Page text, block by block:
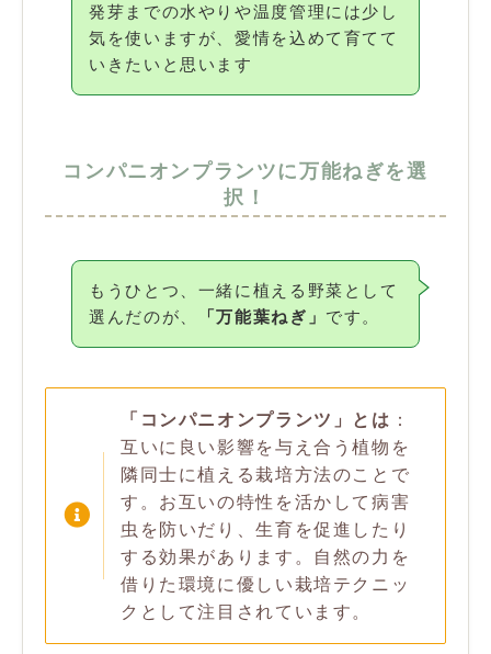
発芽までの水やりや温度管理には少し
気を使いますが、愛情を込めて育てて
いきたいと思います
コンパニオンプランツに万能ねぎを選
択！
もうひとつ、一緒に植える野菜として
選んだのが、
「万能葉ねぎ」 です。
「コンパニオンプランツ」とは ：
互いに良い影響を与え合う植物を
隣同士に植える栽培方法のことで
す。お互いの特性を活かして病害
虫を防いだり、生育を促進したり
する効果があります。自然の力を
借りた環境に優しい栽培テクニッ
クとして注目されています。